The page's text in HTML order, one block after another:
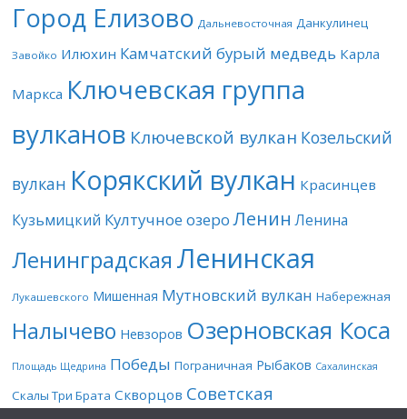
Город Елизово Дальневосточная Данкулинец
Завойко Илюхин Камчатский бурый медведь Карла
Маркса Ключевская группа
вулканов Ключевской вулкан Козельский
вулкан Корякский вулкан Красинцев
Кузьмицкий Култучное озеро Ленин Ленина
Ленинградская Ленинская
Лукашевского Мишенная Мутновский вулкан Набережная
Налычево Невзоров Озерновская Коса
Площадь Щедрина Победы Пограничная Рыбаков Сахалинская
Скалы Три Брата Скворцов Советская